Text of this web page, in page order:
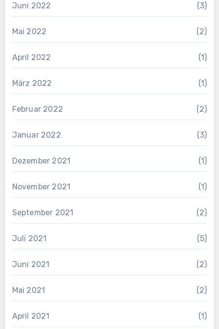
Juni 2022 (3)
Mai 2022 (2)
April 2022 (1)
März 2022 (1)
Februar 2022 (2)
Januar 2022 (3)
Dezember 2021 (1)
November 2021 (1)
September 2021 (2)
Juli 2021 (5)
Juni 2021 (2)
Mai 2021 (2)
April 2021 (1)